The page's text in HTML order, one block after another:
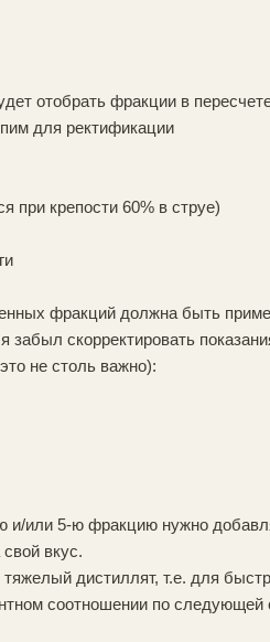
отобрать фракции в
для ректификации
при крепости 60% в струе)
фракций должна быть
скорректировать
не столь важно):
или 5-ю фракцию нужно
вкус.
дистиллят, т.е. для
соотношении по